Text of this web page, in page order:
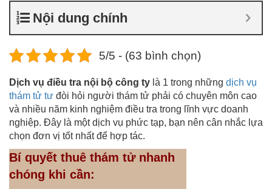
Nội dung chính
5/5 - (63 bình chọn)
Dịch vụ điều tra nội bộ công ty là 1 trong những dịch vụ
thám tử tư đòi hỏi người thám tử phải có chuyên môn cao
và nhiều năm kinh nghiệm điều tra trong lĩnh vực doanh
nghiệp. Đây là một dịch vụ phức tạp, bạn nên cân nhắc lựa
chọn đơn vị tốt nhất để hợp tác.
Bí quyết thuê thám tử nhanh
chóng khi cần: